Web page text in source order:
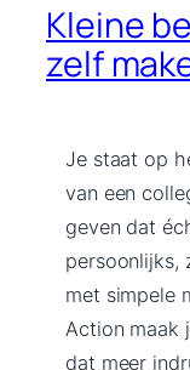
Kleine
zelf
Je staat op
van een
geven dat
persoonlijks,
met simpele
Action maak
dat meer